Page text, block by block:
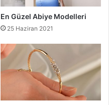
En Güzel Abiye Modelleri
25 Haziran 2021